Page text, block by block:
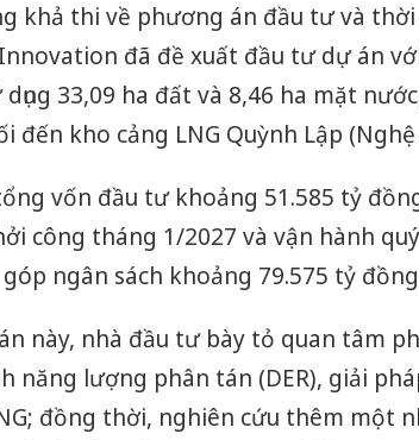
khả thi về phương án đầu tư và
đã đề xuất đầu tư dự án
dụng 33,09 ha đất và 8,46 ha mặt
đến kho cảng LNG Quỳnh Lập (Nghệ
vốn đầu tư khoảng 51.585 tỷ
công tháng 1/2027 và vận hành
ngân sách khoảng 79.575 tỷ
này, nhà đầu tư bày tỏ quan tâm
năng lượng phân tán (DER), giải
đồng thời, nghiên cứu thêm một